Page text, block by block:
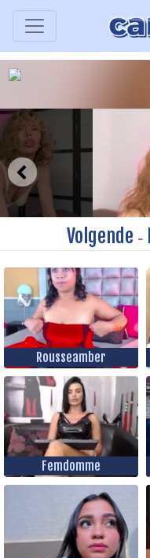
Volgende -
Rousseamber
Femdomme